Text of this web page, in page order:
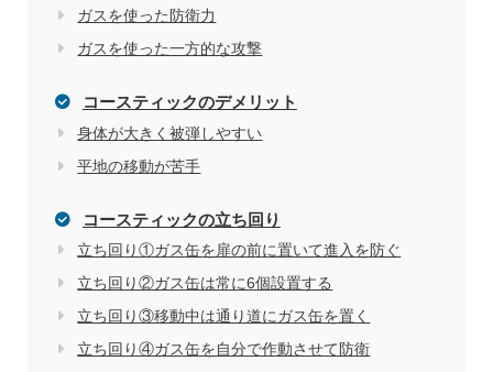
ガスを使った防衛力
ガスを使った一方的な攻撃
コースティックのデメリット
身体が大きく被弾しやすい
平地の移動が苦手
コースティックの立ち回り
立ち回り①ガス缶を扉の前に置いて進入を防ぐ
立ち回り②ガス缶は常に6個設置する
立ち回り③移動中は通り道にガス缶を置く
立ち回り④ガス缶を自分で作動させて防衛